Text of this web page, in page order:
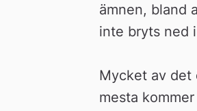
ämnen, bland
inte bryts ned
Mycket av det
mesta